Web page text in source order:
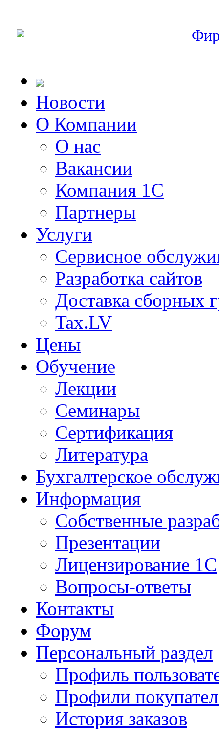
Новости
О Компании
О нас
Вакансии
Компания 1С
Партнеры
Услуги
Сервисное
Разработка сайтов
Доставка сборных
Tax.LV
Цены
Обучение
Лекции
Семинары
Сертификация
Литература
Бухгалтерское
Информация
Собственные
Презентации
Лицензирование 1С
Вопросы-ответы
Контакты
Форум
Персональный раздел
Профиль
Профили
История заказов